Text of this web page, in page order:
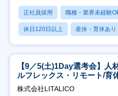
正社員採用 職種・業界未経験
休日120日以上 産休・育休あり
【9／5(土)1Day選考会】人
ルフレックス・リモート/育
株式会社LITALICO